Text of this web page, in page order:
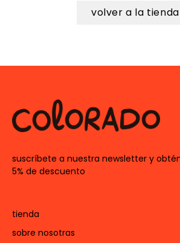
volver a la tienda
suscríbete a nuestra newsletter y
5% de descuento
tienda
sobre nosotras